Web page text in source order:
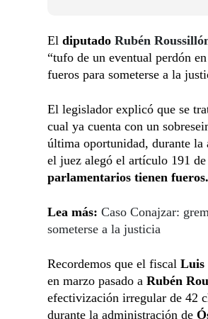
El diputado Rubén
“tufo de un eventual perdón
fueros para someterse a la
El legislador explicó que se
cual ya cuenta con un
última oportunidad, durante
el juez alegó el artículo 191 de
parlamentarios tienen fueros.
Lea más: Caso Conajzar:
someterse a la justicia
Recordemos que el fiscal Luis
en marzo pasado a Rubén
efectivización irregular de 42
durante la administración de